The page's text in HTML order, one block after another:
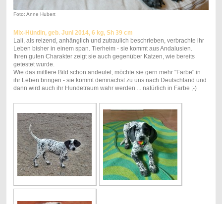
Foto: Anne Hubert
Mix-Hündin, geb. Juni 2014, 6 kg, Sh 39 cm
Lali, als reizend, anhänglich und zutraulich beschrieben, verbrachte ihr
Leben bisher in einem span. Tierheim - sie kommt aus Andalusien.
Ihren guten Charakter zeigt sie auch gegenüber Katzen, wie bereits
getestet wurde.
Wie das mittlere Bild schon andeutet, möchte sie gern mehr "Farbe" in
ihr Leben bringen - sie kommt demnächst zu uns nach Deutschland und
dann wird auch ihr Hundetraum wahr werden ... natürlich in Farbe ;-)